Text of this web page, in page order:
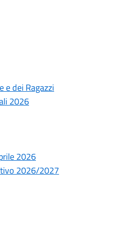
e dei Ragazzi
2026
2026
2026/2027